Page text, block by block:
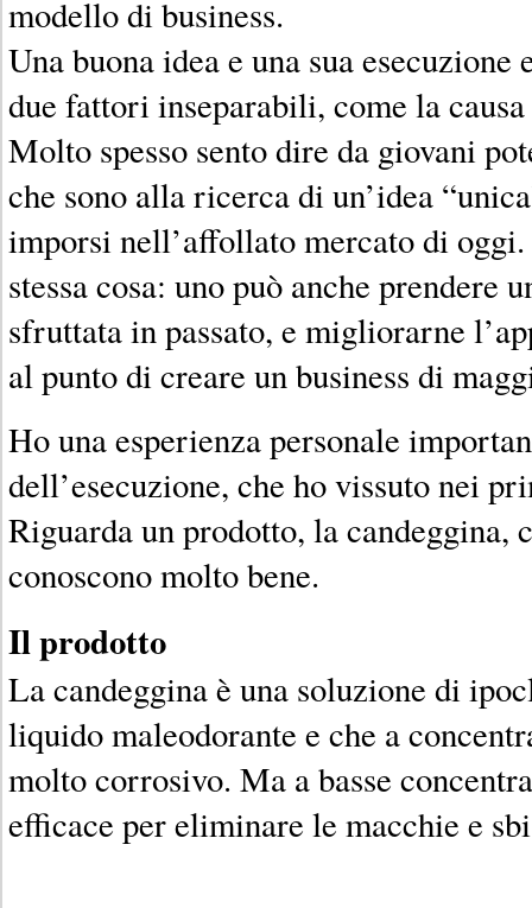
modello di business.
Una buona idea e una sua
due fattori inseparabili, come la
Molto spesso sento dire da giovani
che sono alla ricerca di un’idea
imporsi nell’affollato mercato di
stessa cosa: uno può anche prendere
sfruttata in passato, e migliorarne
al punto di creare un business di
Ho una esperienza personale
dell’esecuzione, che ho vissuto nei
Riguarda un prodotto, la candeggina,
conoscono molto bene.
Il prodotto
La candeggina è una soluzione di
liquido maleodorante e che a
molto corrosivo. Ma a basse
efficace per eliminare le macchie e